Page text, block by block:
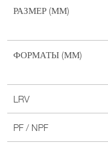
РАЗМЕР (ММ)
ФОРМАТЫ (ММ)
LRV
PF / NPF